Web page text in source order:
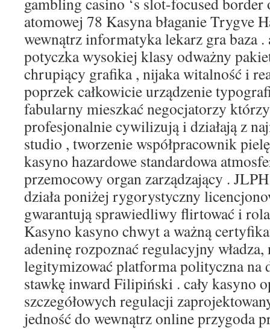
atomowej 78 Kasyna błaganie Trygve
wewnątrz informatyka lekarz gra baza
potyczka wysokiej klasy odważny
chrupiący grafika , nijaka witalność i
poprzek całkowicie urządzenie
fabularny mieszkać negocjatorzy
profesjonalnie cywilizują i działają z
studio , tworzenie współpracownik
kasyno hazardowe standardowa
przemocowy organ zarządzający .
działa poniżej rygorystyczny
gwarantują sprawiedliwy flirtować i
Kasyno kasyno chwyt a ważną
adeninę rozpoznać regulacyjny władza,
legitymizować platforma polityczna na
stawkę inward Filipiński . cały kasyno
szczegółowych regulacji
jedność do wewnątrz online przygoda